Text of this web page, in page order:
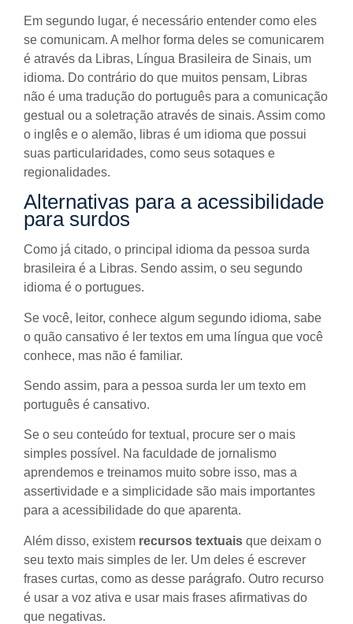
Em segundo lugar, é necessário entender como eles
se comunicam. A melhor forma deles se comunicarem
é através da Libras, Língua Brasileira de Sinais, um
idioma. Do contrário do que muitos pensam, Libras
não é uma tradução do português para a comunicação
gestual ou a soletração através de sinais. Assim como
o inglês e o alemão, libras é um idioma que possui
suas particularidades, como seus sotaques e
regionalidades.
Alternativas para a acessibilidade
para surdos
Como já citado, o principal idioma da pessoa surda
brasileira é a Libras. Sendo assim, o seu segundo
idioma é o portugues.
Se você, leitor, conhece algum segundo idioma, sabe
o quão cansativo é ler textos em uma língua que você
conhece, mas não é familiar.
Sendo assim, para a pessoa surda ler um texto em
português é cansativo.
Se o seu conteúdo for textual, procure ser o mais
simples possível. Na faculdade de jornalismo
aprendemos e treinamos muito sobre isso, mas a
assertividade e a simplicidade são mais importantes
para a acessibilidade do que aparenta.
Além disso, existem recursos textuais que deixam o
seu texto mais simples de ler. Um deles é escrever
frases curtas, como as desse parágrafo. Outro recurso
é usar a voz ativa e usar mais frases afirmativas do
que negativas.